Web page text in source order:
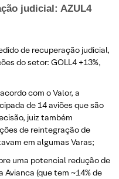
judicial: AZUL4
de recuperação judicial,
do setor: GOLL4 +13%,
com o Valor, a
de 14 aviões que são
juiz também
de reintegração de
em algumas Varas;
uma potencial redução de
(que tem ~14% de